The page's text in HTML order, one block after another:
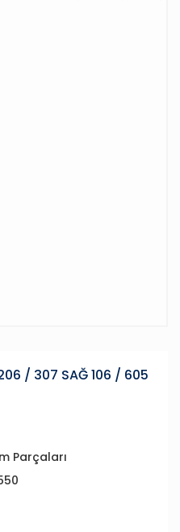
206 / 307 SAĞ 106 / 605
Parçaları